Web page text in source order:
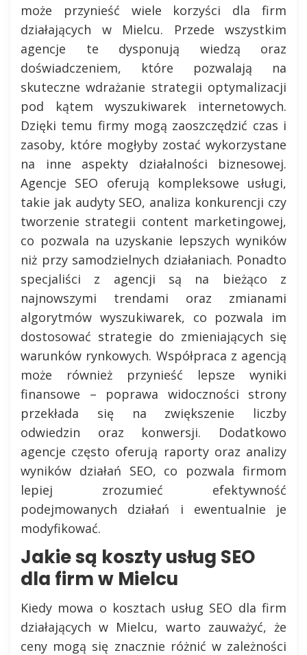
może przynieść wiele korzyści dla firm
działających w Mielcu. Przede wszystkim
agencje te dysponują wiedzą oraz
doświadczeniem, które pozwalają na
skuteczne wdrażanie strategii optymalizacji
pod kątem wyszukiwarek internetowych.
Dzięki temu firmy mogą zaoszczędzić czas i
zasoby, które mogłyby zostać wykorzystane
na inne aspekty działalności biznesowej.
Agencje SEO oferują kompleksowe usługi,
takie jak audyty SEO, analiza konkurencji czy
tworzenie strategii content marketingowej,
co pozwala na uzyskanie lepszych wyników
niż przy samodzielnych działaniach. Ponadto
specjaliści z agencji są na bieżąco z
najnowszymi trendami oraz zmianami
algorytmów wyszukiwarek, co pozwala im
dostosować strategie do zmieniających się
warunków rynkowych. Współpraca z agencją
może również przynieść lepsze wyniki
finansowe – poprawa widoczności strony
przekłada się na zwiększenie liczby
odwiedzin oraz konwersji. Dodatkowo
agencje często oferują raporty oraz analizy
wyników działań SEO, co pozwala firmom
lepiej zrozumieć efektywność
podejmowanych działań i ewentualnie je
modyfikować.
Jakie są koszty usług SEO
dla firm w Mielcu
Kiedy mowa o kosztach usług SEO dla firm
działających w Mielcu, warto zauważyć, że
ceny mogą się znacznie różnić w zależności